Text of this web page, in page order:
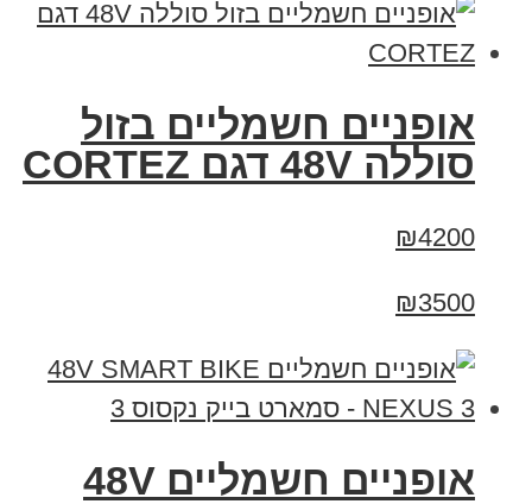
אופניים חשמליים בזול
סוללה 48V דגם CORTEZ
₪4200
₪3500
אופניים חשמליים 48V